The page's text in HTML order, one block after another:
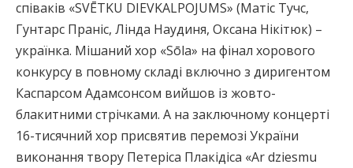
співаків «SVĒTKU DIEVKALPOJUMS» (Матіс Тучс,
Гунтарс Праніс, Лінда Наудиня, Оксана Нікітюк) –
українка. Мішаний хор «Sōla» на фінал хорового
конкурсу в повному складі включно з диригентом
Каспарсом Адамсонсом вийшов із жовто-
блакитними стрічками. А на заключному концерті
16-тисячний хор присвятив перемозі України
виконання твору Петеріса Плакідіса «Ar dziesmu